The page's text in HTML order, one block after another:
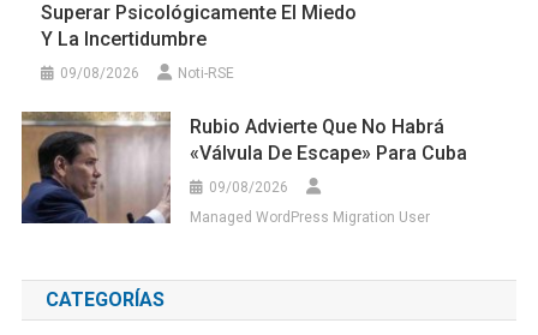
Superar Psicológicamente El Miedo
Y La Incertidumbre
09/08/2026 Noti-RSE
Rubio Advierte Que No Habrá
«válvula De Escape» Para Cuba
09/08/2026
Managed WordPress Migration User
CATEGORÍAS